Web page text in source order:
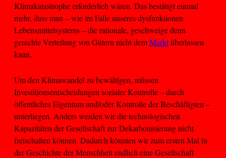
Klimakatastrophe erforderlich wären. Das bestätigt einmal
mehr, dass man – wie im Falle unseres dysfunktionen
Lebensmittelsystems – die rationale, geschweige denn
gerechte Verteilung von Gütern nicht demMarktüberlassen
kann.
Um den Klimawandel zu bewältigen, müssen
Investitionsentscheidungen sozialer Kontrolle – durch
öffentliches Eigentum und/oder Kontrolle der Beschäftigten –
unterliegen. Anders werden wir die technologischen
Kapazitäten der Gesellschaft zur Dekarbonisierung nicht
freischalten können. Dadurch könnten wir zum ersten Mal in
der Geschichte der Menschheit endlich eine Gesellschaft